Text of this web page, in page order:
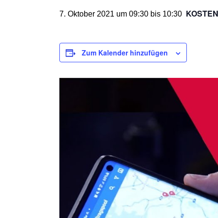
7. Oktober 2021 um 09:30 bis 10:30
Zum Kalender hinzufügen